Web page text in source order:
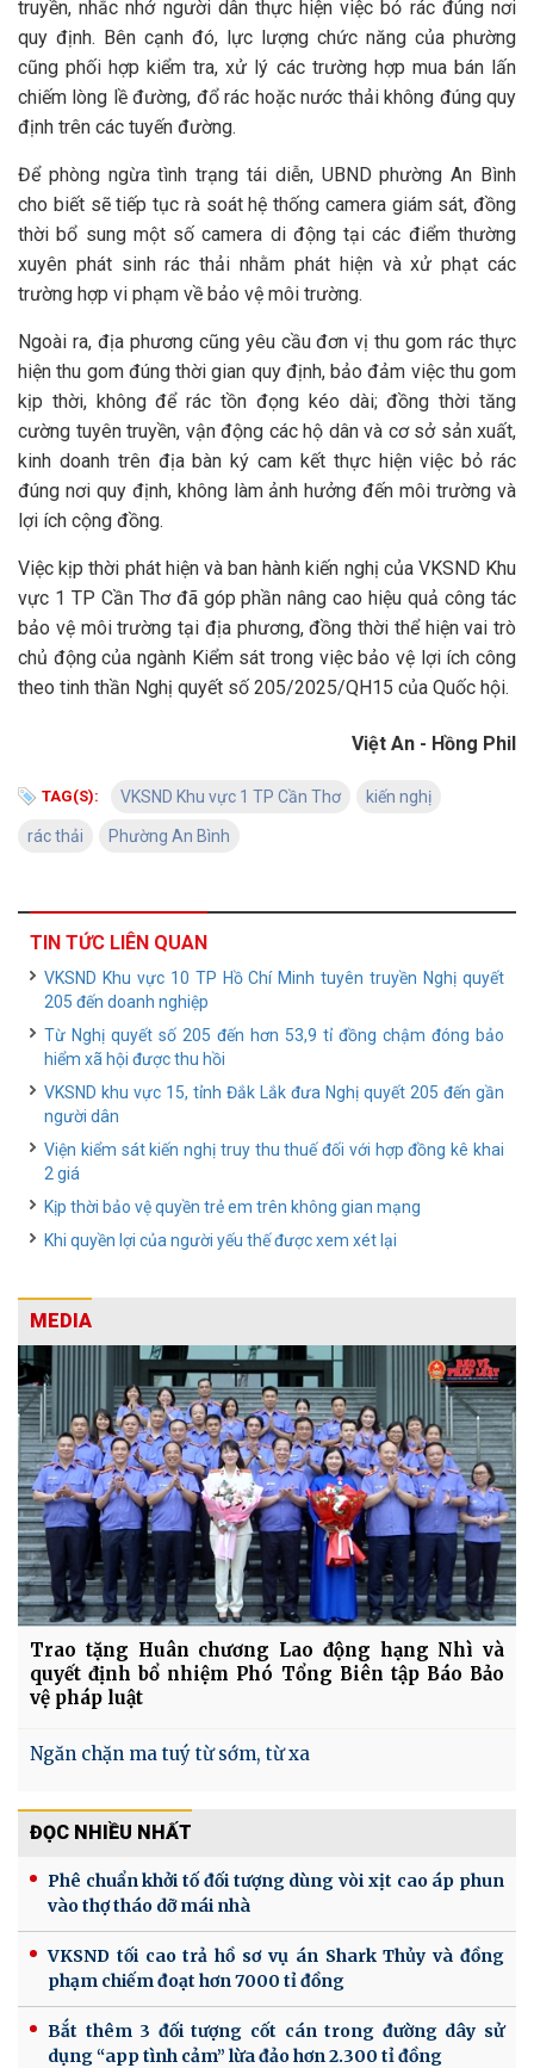
truyền, nhắc nhở người dân thực hiện việc bỏ rác đúng nơi
quy định. Bên cạnh đó, lực lượng chức năng của phường
cũng phối hợp kiểm tra, xử lý các trường hợp mua bán lấn
chiếm lòng lề đường, đổ rác hoặc nước thải không đúng quy
định trên các tuyến đường.
Để phòng ngừa tình trạng tái diễn, UBND phường An Bình
cho biết sẽ tiếp tục rà soát hệ thống camera giám sát, đồng
thời bổ sung một số camera di động tại các điểm thường
xuyên phát sinh rác thải nhằm phát hiện và xử phạt các
trường hợp vi phạm về bảo vệ môi trường.
Ngoài ra, địa phương cũng yêu cầu đơn vị thu gom rác thực
hiện thu gom đúng thời gian quy định, bảo đảm việc thu gom
kịp thời, không để rác tồn đọng kéo dài; đồng thời tăng
cường tuyên truyền, vận động các hộ dân và cơ sở sản xuất,
kinh doanh trên địa bàn ký cam kết thực hiện việc bỏ rác
đúng nơi quy định, không làm ảnh hưởng đến môi trường và
lợi ích cộng đồng.
Việc kịp thời phát hiện và ban hành kiến nghị của VKSND Khu
vực 1 TP Cần Thơ đã góp phần nâng cao hiệu quả công tác
bảo vệ môi trường tại địa phương, đồng thời thể hiện vai trò
chủ động của ngành Kiểm sát trong việc bảo vệ lợi ích công
theo tinh thần Nghị quyết số 205/2025/QH15 của Quốc hội.
Việt An - Hồng Phil
TAG(S): VKSND Khu vực 1 TP Cần Thơ kiến nghị
rác thải Phường An Bình
TIN TỨC LIÊN QUAN
VKSND Khu vực 10 TP Hồ Chí Minh tuyên truyền Nghị quyết
205 đến doanh nghiệp
Từ Nghị quyết số 205 đến hơn 53,9 tỉ đồng chậm đóng bảo
hiểm xã hội được thu hồi
VKSND khu vực 15, tỉnh Đắk Lắk đưa Nghị quyết 205 đến gần
người dân
Viện kiểm sát kiến nghị truy thu thuế đối với hợp đồng kê khai
2 giá
Kịp thời bảo vệ quyền trẻ em trên không gian mạng
Khi quyền lợi của người yếu thế được xem xét lại
MEDIA
Trao tặng Huân chương Lao động hạng Nhì và
quyết định bổ nhiệm Phó Tổng Biên tập Báo Bảo
vệ pháp luật
Ngăn chặn ma tuý từ sớm, từ xa
ĐỌC NHIỀU NHẤT
Phê chuẩn khởi tố đối tượng dùng vòi xịt cao áp phun
vào thợ tháo dỡ mái nhà
VKSND tối cao trả hồ sơ vụ án Shark Thủy và đồng
phạm chiếm đoạt hơn 7000 tỉ đồng
Bắt thêm 3 đối tượng cốt cán trong đường dây sử
dụng “app tình cảm” lừa đảo hơn 2.300 tỉ đồng